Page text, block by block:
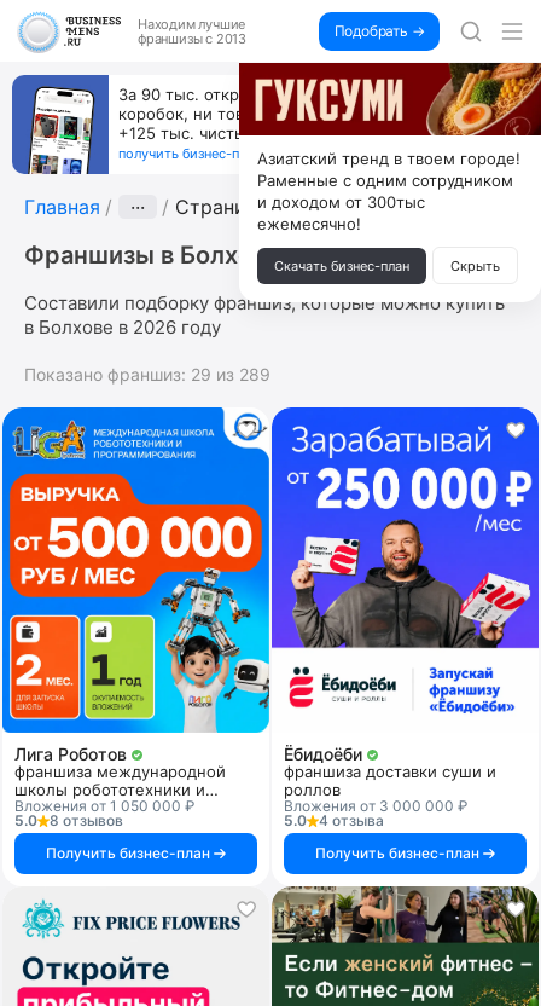
Находим лучшие
франшизы с 2013
Подобрать →
За 90 тыс. открой магазин на Авито, дома ни
коробок, ни товара, ни склада, зато каждый месяц
+125 тыс. чистыми
получить бизнес-план ↓
Главная ··· Страница 7
Франшизы в Болхове
Составили подборку франшиз, которые можно купить
в Болхове в 2026 году
Показано франшиз: 29 из 289
Лига Роботов
франшиза международной
школы робототехники и
программирования
Вложения от 1 050 000 ₽
5.0
8 отзывов
Получить бизнес-план
Ёбидоёби
франшиза доставки суши и
роллов
Вложения от 3 000 000 ₽
5.0
4 отзыва
Получить бизнес-план
Азиатский тренд в твоем городе!
Раменные с одним сотрудником
и доходом от 300тыс
ежемесячно!
Скачать бизнес-план Скрыть